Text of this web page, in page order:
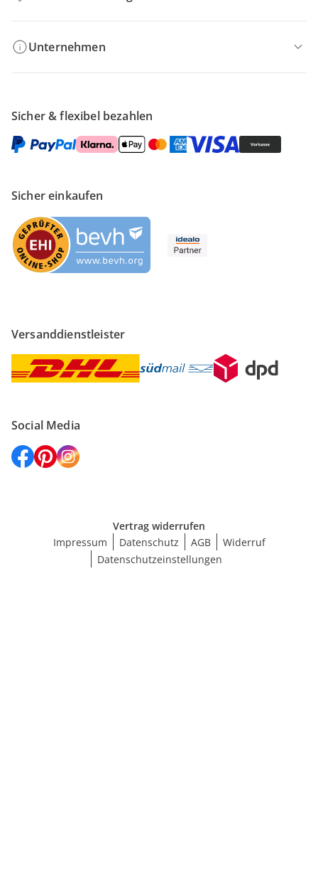
Unternehmen
Sicher & flexibel bezahlen
Sicher einkaufen
Versanddienstleister
Social Media
Vertrag widerrufen
Impressum
Datenschutz AGB
Widerruf
Datenschutzeinstellungen